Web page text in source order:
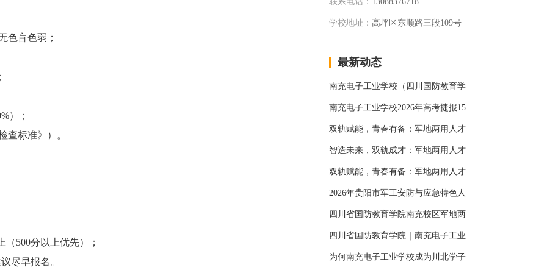
色盲色弱；
）；
查标准》）。
（500分以上优先）；
尽早报名。
学校地址： 高坪区东顺路三段109号
最新动态
南充电子工业学校（四川国防教育学
南充电子工业学校2026年高考捷报15
双轨赋能，青春有备：军地两用人才
智造未来，双轨成才：军地两用人才
双轨赋能，青春有备：军地两用人才
2026年贵阳市军工安防与应急特色人
四川省国防教育学院南充校区军地两
四川省国防教育学院｜南充电子工业
为何南充电子工业学校成为川北学子